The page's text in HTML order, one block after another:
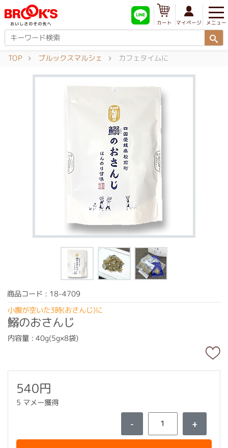
メニュー
マイページ
カート
TOP ブルックスマルシェ カフェタイムに
商品コード : 18-4709
小腹が空いた3時(おさんじ)に
鰯のおさんじ
内容量 : 40g(5g×8袋)
540円
5 マメー獲得
- +